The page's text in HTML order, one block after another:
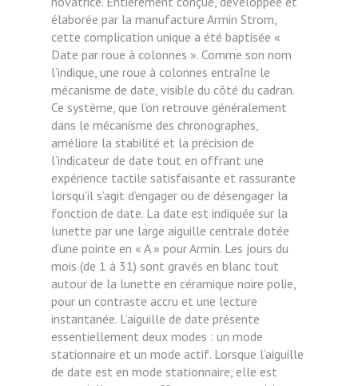
élaborée par la manufacture Armin Strom,
cette complication unique a été baptisée «
Date par roue à colonnes ». Comme son nom
l’indique, une roue à colonnes entraîne le
mécanisme de date, visible du côté du cadran.
Ce système, que l’on retrouve généralement
dans le mécanisme des chronographes,
améliore la stabilité et la précision de
l’indicateur de date tout en offrant une
expérience tactile satisfaisante et rassurante
lorsqu’il s’agit d’engager ou de désengager la
fonction de date. La date est indiquée sur la
lunette par une large aiguille centrale dotée
d’une pointe en « A » pour Armin. Les jours du
mois (de 1 à 31) sont gravés en blanc tout
autour de la lunette en céramique noire polie,
pour un contraste accru et une lecture
instantanée. L’aiguille de date présente
essentiellement deux modes : un mode
stationnaire et un mode actif. Lorsque l’aiguille
de date est en mode stationnaire, elle est